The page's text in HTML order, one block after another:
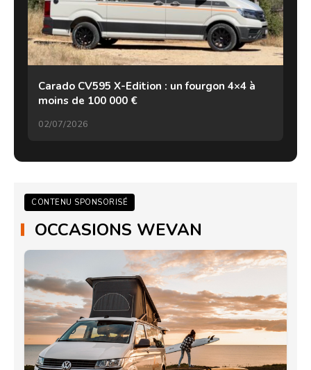
Carado CV595 X-Edition : un fourgon 4×4 à
moins de 100 000 €
02/07/2026
CONTENU SPONSORISÉ
OCCASIONS WEVAN